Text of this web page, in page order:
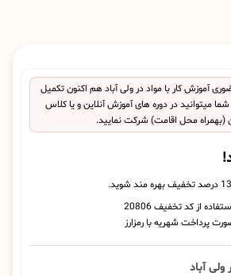
آموزش کار با مواد در ولی آباد هم اکنون تکمیل
میتوانید در دوره های آموزش آنلاین و یا کلاس
(بهمراه محل اقامت) شرکت نمایید.
ولی آباد